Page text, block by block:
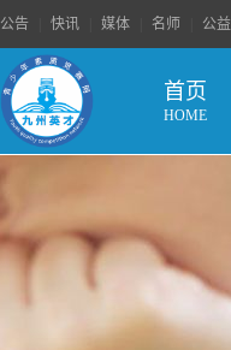
公告 快讯 媒体 名师 公益
首页
HOME